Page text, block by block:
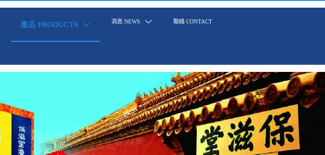
產品 PRODUCTS 
消息 NEWS  聯絡 CONTACT